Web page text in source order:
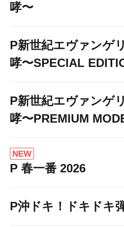
哮〜
P新世紀エヴァンゲ
哮〜SPECIAL
P新世紀エヴァンゲ
哮〜PREMIUM
NEW
P 春一番 2026
P沖ドキ！ドキドキ